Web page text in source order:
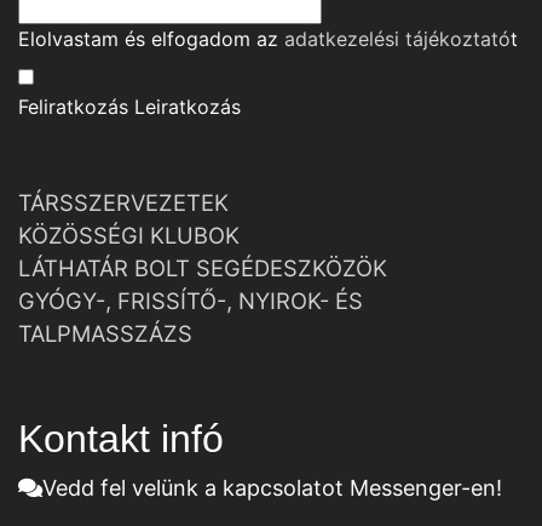
Elolvastam és elfogadom az adatkezelési tájékoztatót
Feliratkozás Leiratkozás
TÁRSSZERVEZETEK
KÖZÖSSÉGI KLUBOK
LÁTHATÁR BOLT SEGÉDESZKÖZÖK
GYÓGY-, FRISSÍTŐ-, NYIROK- ÉS
TALPMASSZÁZS
Kontakt infó
Vedd fel velünk a kapcsolatot Messenger-en!